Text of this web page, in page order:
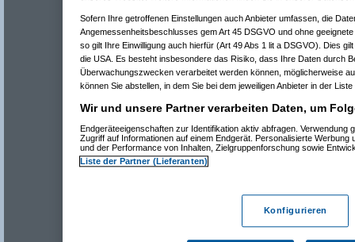
Sofern Ihre getroffenen Einstellungen auch Anbieter umfassen, die
Angemessenheitsbeschlusses gem Art 45 DSGVO und ohne
so gilt Ihre Einwilligung auch hierfür (Art 49 Abs 1 lit a DSGVO). Dies
die USA. Es besteht insbesondere das Risiko, dass Ihre Daten durch
Überwachungszwecken verarbeitet werden können, möglicherweise
können Sie abstellen, in dem Sie bei dem jeweiligen Anbieter in der
Wir und unsere Partner verarbeiten Daten, um
Endgeräteeigenschaften zur Identifikation aktiv abfragen. Verwendung
Zugriff auf Informationen auf einem Endgerät. Personalisierte Werbung
und der Performance von Inhalten, Zielgruppenforschung sowie
Liste der Partner (Lieferanten)
Konfigurieren